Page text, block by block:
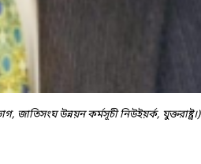
জাতিসংঘ উন্নয়ন কর্মসূচী নিউইয়র্ক, যুক্তরাষ্ট্র।)